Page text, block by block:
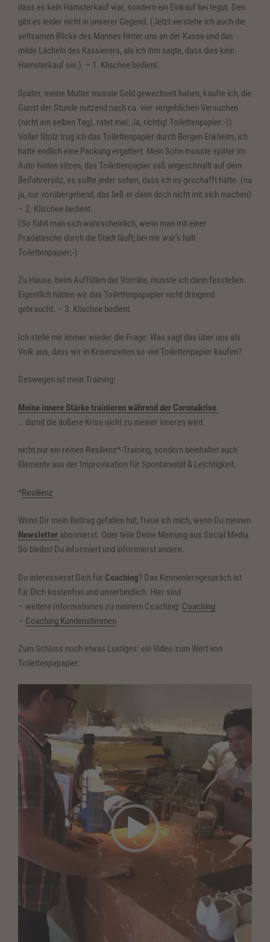
dass es kein Hamsterkauf war, sondern ein Einkauf bei tegut. Den
gibt es leider nicht in unserer Gegend. (Jetzt verstehe ich auch die
seltsamen Blicke des Mannes hinter uns an der Kasse und das
milde Lächeln des Kassierers, als ich ihm sagte, dass dies kein
Hamsterkauf sei.) – 1. Klischee bedient.
Später, meine Mutter musste Geld gewechselt haben, kaufte ich, die
Gunst der Stunde nutzend nach ca. vier vergeblichen Versuchen
(nicht am selben Tag), ratet mal: Ja, richtig! Toilettenpapier:-))
Voller Stolz trug ich das Toilettenpapier durch Bergen Enkheim, ich
hatte endlich eine Packung ergattert. Mein Sohn musste später im
Auto hinten sitzen, das Toilettenpapier saß angeschnallt auf dem
Beifahrersitz, es sollte jeder sehen, dass ich es geschafft hatte. (na
ja, nur vorübergehend, das ließ er dann doch nicht mit sich machen)
– 2. Klischee bedient.
(So fühlt man sich wahrscheinlich, wenn man mit einer
Pradatasche durch die Stadt läuft; bei mir war’s halt
Toilettenpapier;-)
Zu Hause, beim Auffüllen der Vorräte, musste ich dann fesstellen:
Eigentlich hätten wir das Toilettenpapapier nicht dringend
gebraucht. – 3. Klischee bedient.
Ich stelle mir immer wieder die Frage: Was sagt das über uns als
Volk aus, dass wir in Krisenzeiten so viel Toilettenpapier kaufen?
Deswegen ist mein Training:
Meine innere Stärke trainieren während der Coronakrise.
… damit die äußere Krise nicht zu meiner inneren wird.
nicht nur ein reines Resilienz*-Training, sondern beinhaltet auch
Elemente aus der Improvisation für Spontaneität & Leichtigkeit.
*Resilienz
Wenn Dir mein Beitrag gefallen hat, freue ich mich, wenn Du meinen
Newsletter abonnierst. Oder teile Deine Meinung aus Social Media.
So bleibst Du informiert und informierst andere.
Du interessierst Dich für Coaching? Das Kennenlerngespräch ist
für Dich kostenfrei und unverbindlich. Hier sind
– weitere Informationen zu meinem Coaching: Coaching
– Coaching Kundenstimmen
Zum Schluss noch etwas Lustiges: ein Video zum Wert von
Toilettenpapapier:
Player